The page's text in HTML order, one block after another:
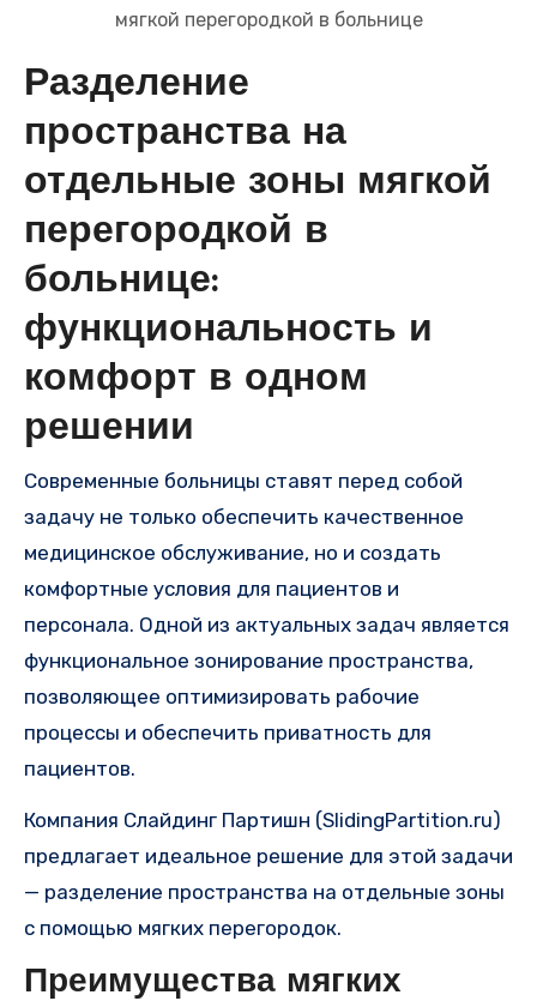
мягкой перегородкой в больнице
Разделение
пространства на
отдельные зоны мягкой
перегородкой в
больнице:
функциональность и
комфорт в одном
решении
Современные больницы ставят перед собой
задачу не только обеспечить качественное
медицинское обслуживание, но и создать
комфортные условия для пациентов и
персонала. Одной из актуальных задач является
функциональное зонирование пространства,
позволяющее оптимизировать рабочие
процессы и обеспечить приватность для
пациентов.
Компания Слайдинг Партишн (SlidingPartition.ru)
предлагает идеальное решение для этой задачи
— разделение пространства на отдельные зоны
с помощью мягких перегородок.
Преимущества мягких